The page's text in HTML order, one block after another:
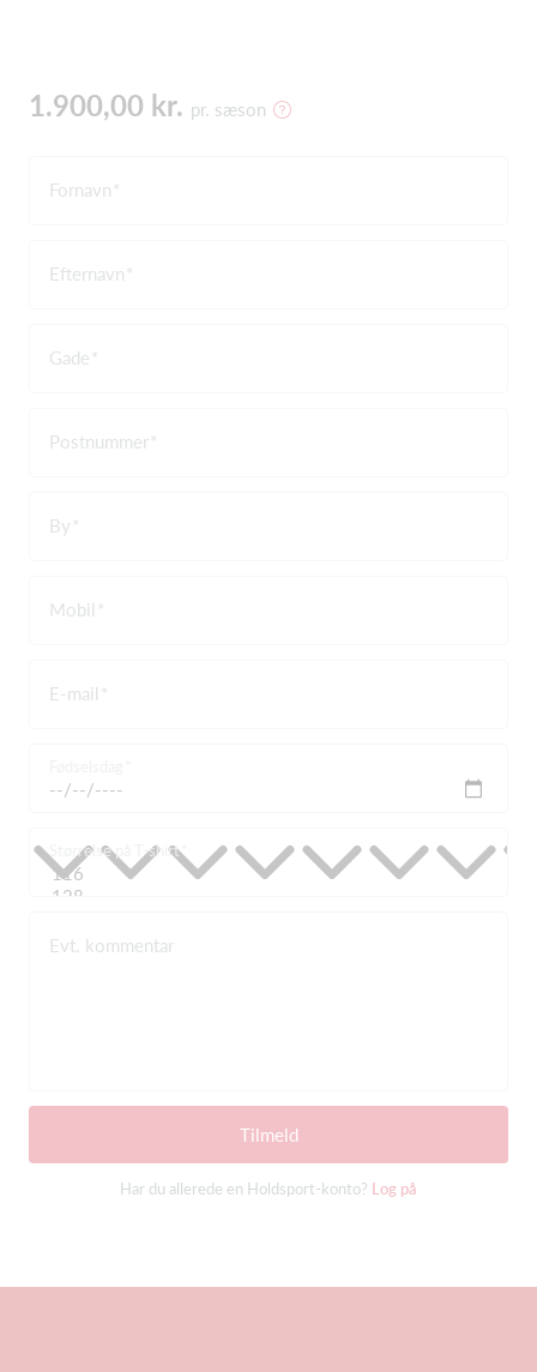
1.900,00 kr. pr. sæson
Fornavn
Efternavn
Gade
Postnummer
By
Mobil
E-mail
Størrelse på T-shirt
Evt. kommentar
Tilmeld
Har du allerede en Holdsport-konto? Log på